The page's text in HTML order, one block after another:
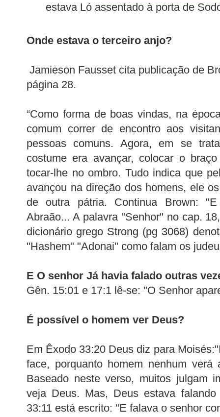
estava Ló assentado à porta de
Onde estava o terceiro anjo?
Jamieson Fausset cita publicação de
página 28.
“Como forma de boas vindas, na
comum correr de encontro aos
pessoas comuns. Agora, em se
costume era avançar, colocar o
tocar-lhe no ombro. Tudo indica que
avançou na direção dos homens, ele
de outra pátria. Continua Brown:
Abraão... A palavra "Senhor" no cap.
dicionário grego Strong (pg 3068)
"Hashem" "Adonai" como falam os
E O senhor Já havia falado outras
Gên. 15:01 e 17:1 lê-se: "O Senhor
É possível o homem ver Deus?
Em Êxodo 33:20 Deus diz para
face, porquanto homem nenhum
Baseado neste verso, muitos julgam
veja Deus. Mas, Deus estava
33:11 está escrito: "E falava o senhor